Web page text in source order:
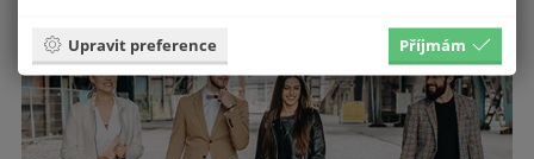
Upravit preference Příjmám